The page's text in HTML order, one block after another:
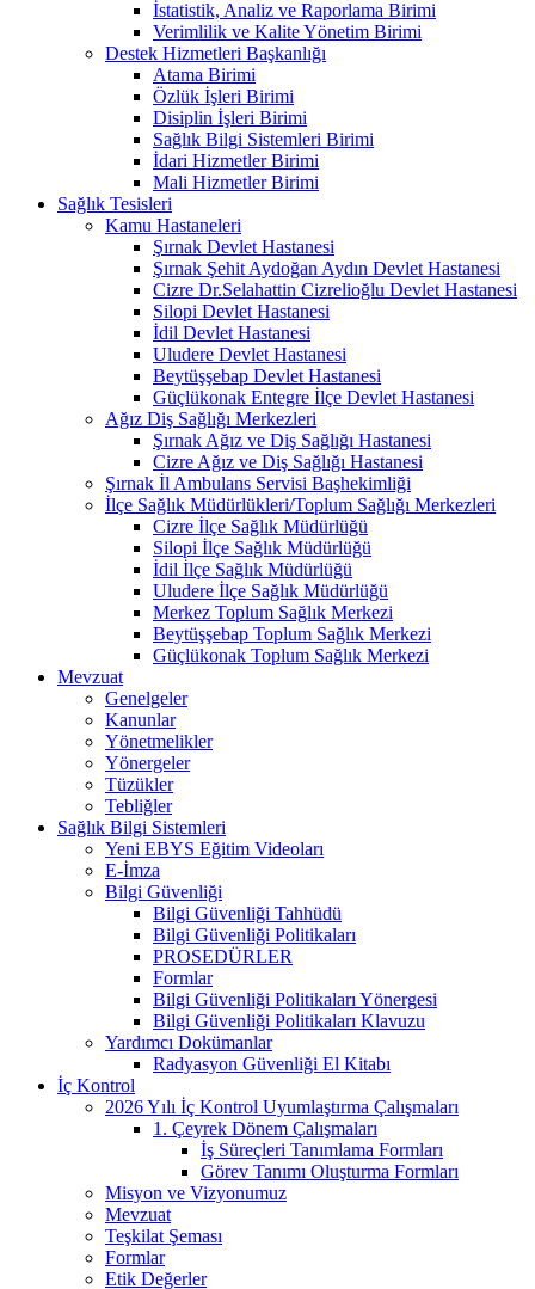
İstatistik, Analiz ve Raporlama Birimi
Verimlilik ve Kalite Yönetim Birimi
Destek Hizmetleri Başkanlığı
Atama Birimi
Özlük İşleri Birimi
Disiplin İşleri Birimi
Sağlık Bilgi Sistemleri Birimi
İdari Hizmetler Birimi
Mali Hizmetler Birimi
Sağlık Tesisleri
Kamu Hastaneleri
Şırnak Devlet Hastanesi
Şırnak Şehit Aydoğan Aydın Devlet Hastanesi
Cizre Dr.Selahattin Cizrelioğlu Devlet Hastanesi
Silopi Devlet Hastanesi
İdil Devlet Hastanesi
Uludere Devlet Hastanesi
Beytüşşebap Devlet Hastanesi
Güçlükonak Entegre İlçe Devlet Hastanesi
Ağız Diş Sağlığı Merkezleri
Şırnak Ağız ve Diş Sağlığı Hastanesi
Cizre Ağız ve Diş Sağlığı Hastanesi
Şırnak İl Ambulans Servisi Başhekimliği
İlçe Sağlık Müdürlükleri/Toplum Sağlığı Merkezleri
Cizre İlçe Sağlık Müdürlüğü
Silopi İlçe Sağlık Müdürlüğü
İdil İlçe Sağlık Müdürlüğü
Uludere İlçe Sağlık Müdürlüğü
Merkez Toplum Sağlık Merkezi
Beytüşşebap Toplum Sağlık Merkezi
Güçlükonak Toplum Sağlık Merkezi
Mevzuat
Genelgeler
Kanunlar
Yönetmelikler
Yönergeler
Tüzükler
Tebliğler
Sağlık Bilgi Sistemleri
Yeni EBYS Eğitim Videoları
E-İmza
Bilgi Güvenliği
Bilgi Güvenliği Tahhüdü
Bilgi Güvenliği Politikaları
PROSEDÜRLER
Formlar
Bilgi Güvenliği Politikaları Yönergesi
Bilgi Güvenliği Politikaları Klavuzu
Yardımcı Dokümanlar
Radyasyon Güvenliği El Kitabı
İç Kontrol
2026 Yılı İç Kontrol Uyumlaştırma Çalışmaları
1. Çeyrek Dönem Çalışmaları
İş Süreçleri Tanımlama Formları
Görev Tanımı Oluşturma Formları
Misyon ve Vizyonumuz
Mevzuat
Teşkilat Şeması
Formlar
Etik Değerler